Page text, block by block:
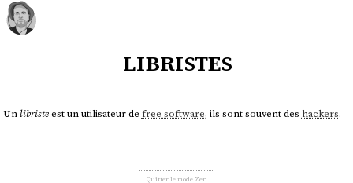
libristes
Unlibristeest un utilisateur de free software, ils sont souvent des hackers.
Quitter le mode Zen